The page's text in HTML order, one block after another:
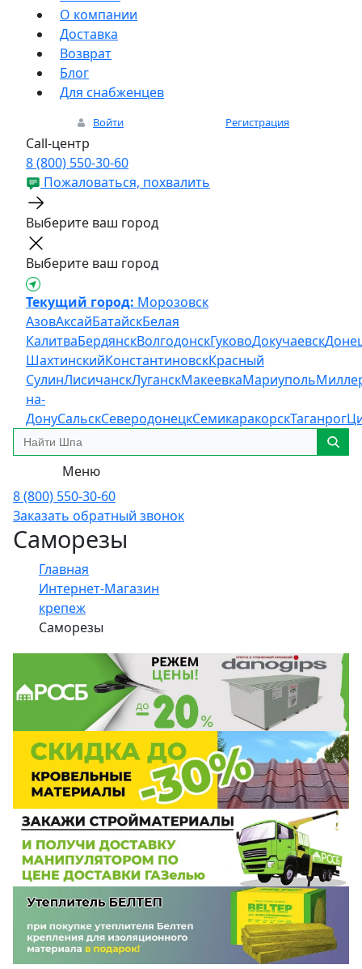
О компании
Доставка
Возврат
Блог
Для снабженцев
Войти Регистрация
Call-центр
8 (800) 550-30-60
Пожаловаться, похвалить
Выберите ваш город
Выберите ваш город
Текущий город: Морозовск
АзовАксайБатайскБелая
КалитваБердянскВолгодонскГуковоДокучаевск
ШахтинскийКонстантиновскКрасный
СулинЛисичанскЛуганскМакеевкаМариуполь
на-
ДонуСальскСеверодонецкСемикаракорскТаганрог
Меню
8 (800) 550-30-60
Заказать обратный звонок
Саморезы
Главная
Интернет-Магазин
крепеж
Саморезы